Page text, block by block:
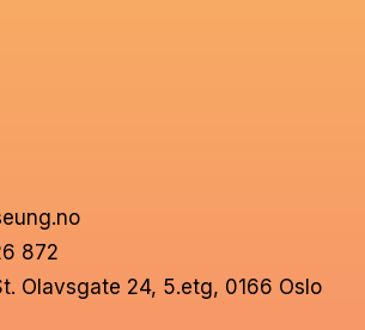
872
Olavsgate 24, 5.etg, 0166 Oslo